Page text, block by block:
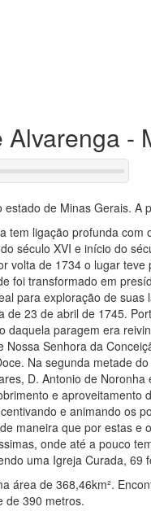
Alvarenga -
estado de Minas Gerais.
tem ligação profunda
século XVI e início do
volta de 1734 o lugar
foi transformado em
para exploração de
de 23 de abril de 1745.
daquela paragem era
Nossa Senhora da
Na segunda metade
D. Antonio de
e aproveitamento
e animando os
maneira que por estas e
onde até a pouco
uma Igreja Curada,
área de 368,46km².
de 390 metros.